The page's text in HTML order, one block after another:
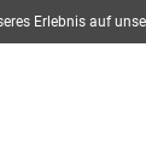
Erlebnis auf